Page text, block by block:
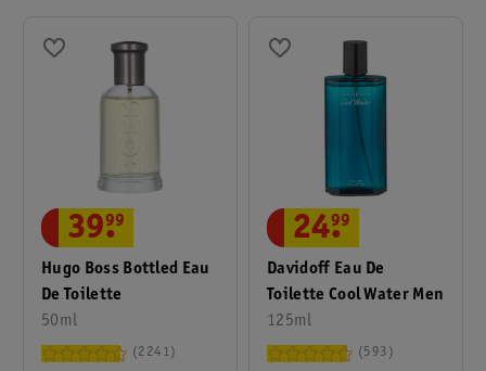
Hugo Boss Bottled Eau
De Toilette
50ml
39.
99
2241
Davidoff Eau De
Toilette Cool Water Men
125ml
24.
99
593